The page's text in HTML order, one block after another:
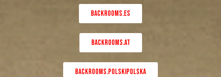
BACKROOMS.ES
BACKROOMS.AT
BACKROOMS.POLSKIPOLSKA